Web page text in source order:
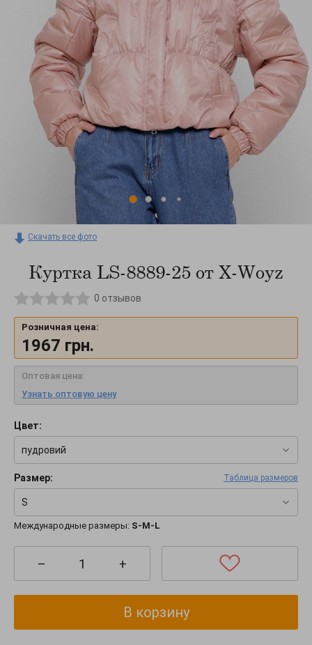
Скачать все фото
Куртка LS-8889-25 от X-Woyz
0 отзывов
Розничная цена:
1967 грн.
Оптовая цена:
Узнать оптовую цену
Цвет:
пудровий
Размер: Таблица размеров
S
Международные размеры: S-M-L
– +
В корзину